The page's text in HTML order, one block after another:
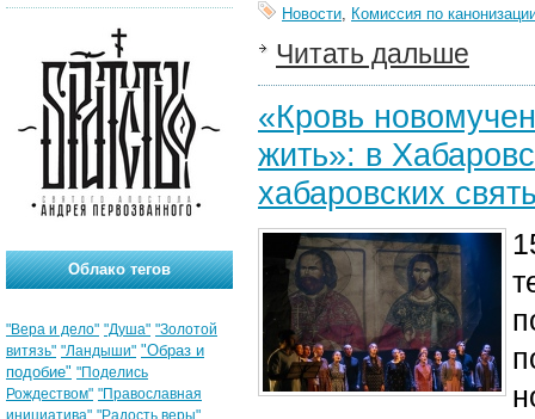
Новости, Комиссия по
Читать дальше
«Кровь
жить»: в
хабаровских
Облако тегов
"Вера и дело" "Душа" "Золотой
витязь" "Ландыши" "Образ и
подобие" "Поделись
Рождеством" "Православная
инициатива" "Радость веры"